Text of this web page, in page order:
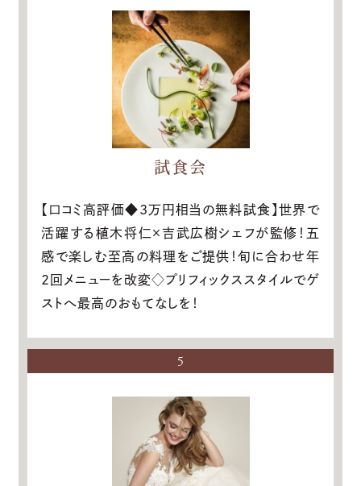
試食会
【口コミ高評価◆3万円相当の無料試食】世界で
活躍する植木将仁×吉武広樹シェフが監修！五
感で楽しむ至高の料理をご提供！旬に合わせ年
2回メニューを改変◇プリフィックススタイルでゲ
ストへ最高のおもてなしを！
5